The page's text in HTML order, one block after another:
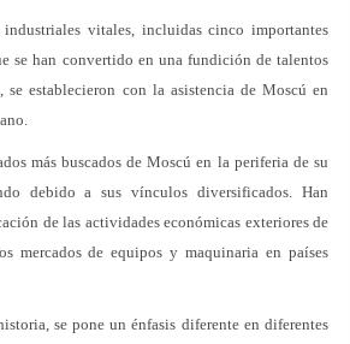
vitales, incluidas cinco importantes
se han convertido en una fundición de talentos
se establecieron con la asistencia de Moscú en
más buscados de Moscú en la periferia de su
debido a sus vínculos diversificados. Han
de las actividades económicas exteriores de
mercados de equipos y maquinaria en países
se pone un énfasis diferente en diferentes